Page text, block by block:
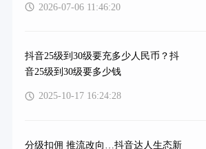
2026-07-06 11:46:20
抖音25级到30级要充多少人民币？抖
音25级到30级要多少钱
2025-10-17 16:24:28
分级扣佣 推流改向…抖音达人生态新